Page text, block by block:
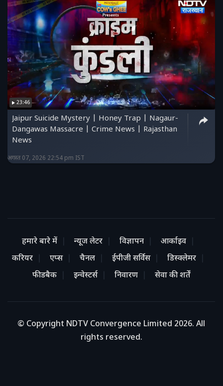
23:46
Jaipur Suicide Mystery | Honey Trap | Nagaur-
Dangawas Massacre | Crime News | Rajasthan
News
अगस्त 07, 2026 22:54 pm IST
हमारे बारे में न्यूज लेटर विज्ञापन
आर्काइव
करियर
एप्स चैनल ईपीजी सर्विस
डिस्क्लेमर
फीडबैक
इन्वेस्टर्स निवारण सेवा की शर्तें
© Copyright NDTV Convergence Limited 2026. All
rights reserved.